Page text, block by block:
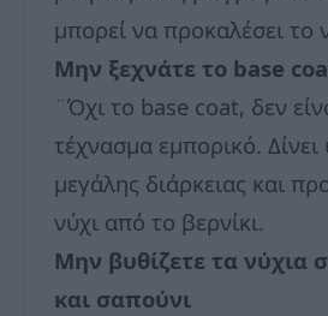
μπορεί να προκαλέσει το
Μην ξεχνάτε το base
¨Όχι το base coat, δεν
τέχνασμα εμπορικό.
μεγάλης διάρκειας και
νύχι από το βερνίκι.
Μην βυθίζετε τα νύχια
και σαπούνι